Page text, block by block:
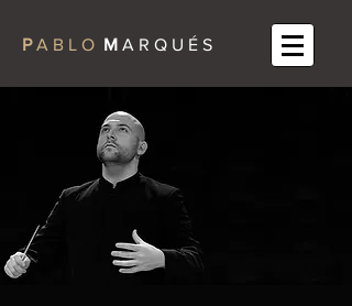
PA B L O M A R Q U É S